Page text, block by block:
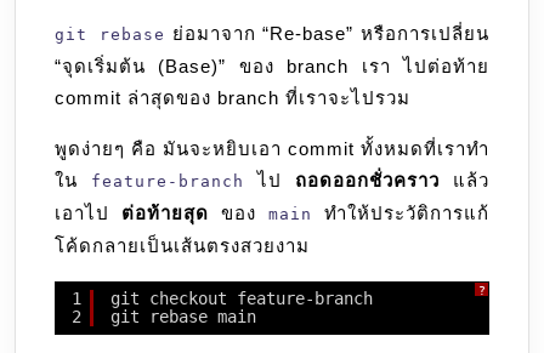
git rebase ย่อมาจาก “Re-base” หรือการเปลี่ยน
“จุดเริ่มต้น (Base)” ของ branch เรา ไปต่อท้าย
commit ล่าสุดของ branch ที่เราจะไปรวม
พูดง่ายๆ คือ มันจะหยิบเอา commit ทั้งหมดที่เราทำ
ใน
feature-branch ไป ถอดออกชั่วคราว แล้ว
เอาไป ต่อท้ายสุด ของ main
ทำให้ประวัติการแก้
โค้ดกลายเป็นเส้นตรงสวยงาม
?
1
2
git checkout feature-branch
git rebase main